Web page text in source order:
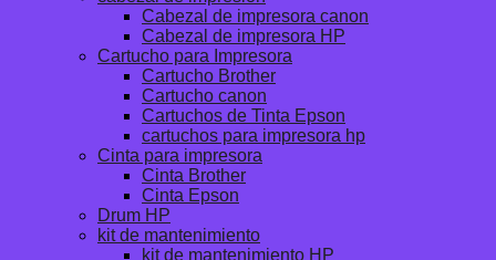
Cabezal de impresora canon
Cabezal de impresora HP
Cartucho para Impresora
Cartucho Brother
Cartucho canon
Cartuchos de Tinta Epson
cartuchos para impresora hp
Cinta para impresora
Cinta Brother
Cinta Epson
Drum HP
kit de mantenimiento
kit de mantenimiento HP